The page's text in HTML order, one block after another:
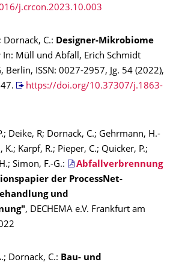
j.crcon.2023.10.003
Dornack, C.: Designer-Mikrobiome
In: Müll und Abfall, Erich Schmidt
Berlin, ISSN: 0027-2957, Jg. 54 (2022),
https://doi.org/10.37307/j.1863-
Deike, R; Dornack, C.; Gehrmann, H.-
K.; Karpf, R.; Pieper, C.; Quicker, P.;
Simon, F.-G.:
Abfallverbrennung
der ProcessNet-
und
, DECHEMA e.V. Frankfurt am
Dornack, C.: Bau- und